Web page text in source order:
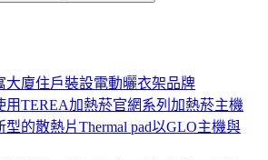
大廈住戶裝設電動曬衣架品牌
用TEREA加熱菸官網系列加熱菸主機
的散熱片Thermal pad以GLO主機與